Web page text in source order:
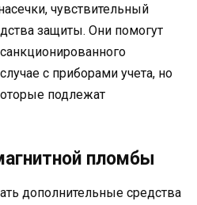
чувствительный
защиты. Они помогут
с приборами учета, но
подлежат
пломбы
дополнительные средства